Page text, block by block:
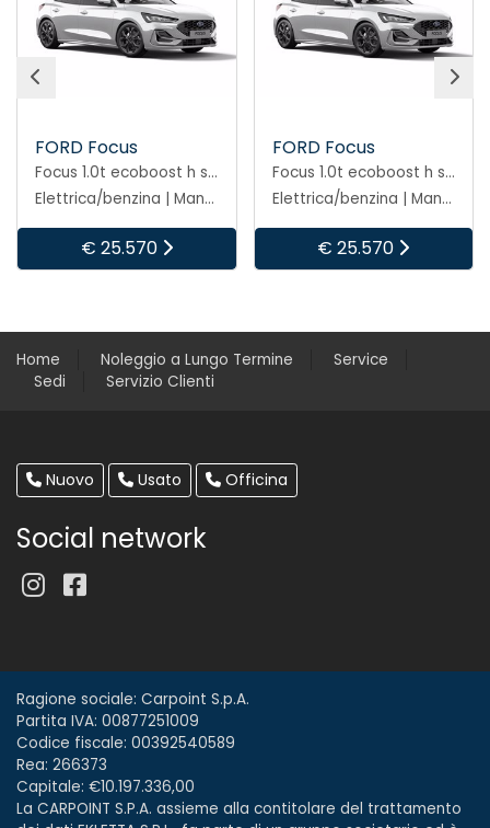
FORD Focus
Focus 1.0t ecoboost h st-line 125cv
Elettrica/benzina | Manuale
€ 25.570
FORD Focus
Focus 1.0t ecoboost h st-line 125cv
Elettrica/benzina | Manuale
€ 25.570
Home Noleggio a Lungo Termine
Service
Sedi
Servizio Clienti
Nuovo Usato Officina
Social network
Ragione sociale: Carpoint S.p.A.
Partita IVA: 00877251009
Codice fiscale: 00392540589
Rea: 266373
Capitale: €10.197.336,00
La CARPOINT S.P.A. assieme alla contitolare del trattamento